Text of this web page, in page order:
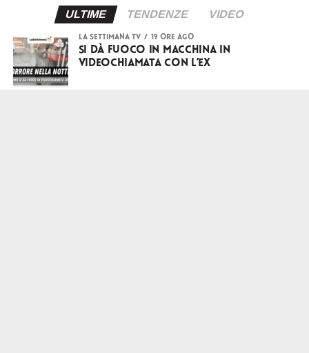
ULTIME TENDENZE VIDEO
LA SETTIMANA TV 19 ore ago
Si dà fuoco in macchina in
videochiamata con l’ex